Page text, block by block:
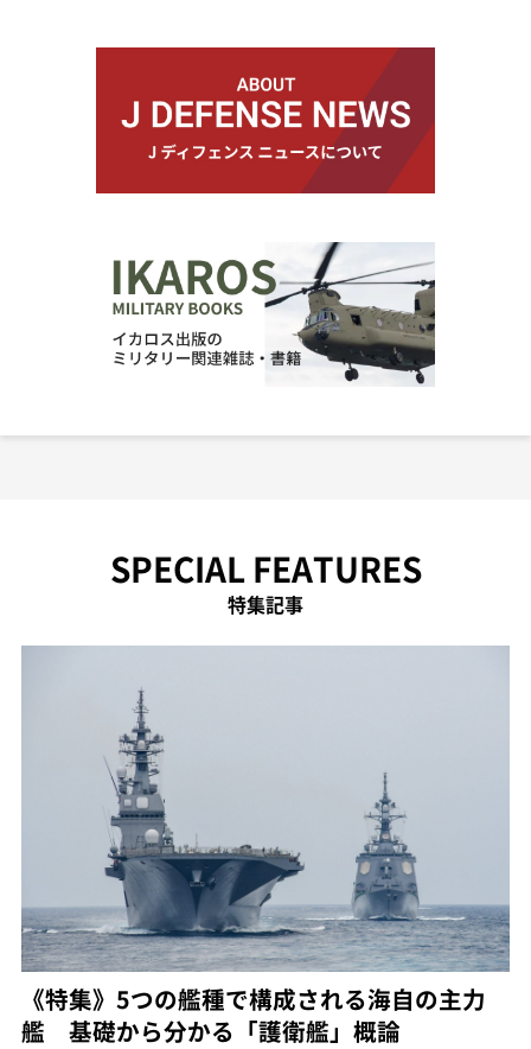
SPECIAL FEATURES
特集記事
《特集》5つの艦種で構成される海自の主力
艦 基礎から分かる「護衛艦」概論